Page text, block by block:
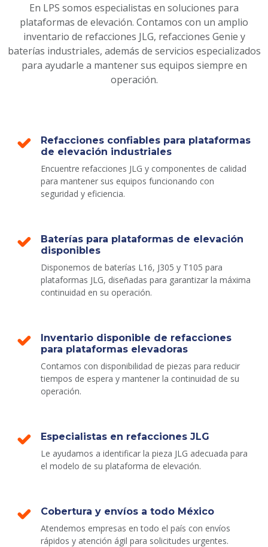
En LPS somos especialistas en soluciones para
plataformas de elevación. Contamos con un amplio
inventario de refacciones JLG, refacciones Genie y
baterías industriales, además de servicios especializados
para ayudarle a mantener sus equipos siempre en
operación.
Refacciones confiables para plataformas
de elevación industriales
Encuentre refacciones JLG y componentes de calidad
para mantener sus equipos funcionando con
seguridad y eficiencia.
Baterías para plataformas de elevación
disponibles
Disponemos de baterías L16, J305 y T105 para
plataformas JLG, diseñadas para garantizar la máxima
continuidad en su operación.
Inventario disponible de refacciones
para plataformas elevadoras
Contamos con disponibilidad de piezas para reducir
tiempos de espera y mantener la continuidad de su
operación.
Especialistas en refacciones JLG
Le ayudamos a identificar la pieza JLG adecuada para
el modelo de su plataforma de elevación.
Cobertura y envíos a todo México
Atendemos empresas en todo el país con envíos
rápidos y atención ágil para solicitudes urgentes.